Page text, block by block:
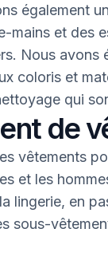
également
mains et des
Nous avons
coloris et
qui
de
vêtements
et les
lingerie, en
sous-